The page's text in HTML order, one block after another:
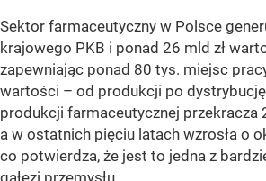
Sektor farmaceutyczny w Polsce
krajowego PKB i ponad 26 mld zł
zapewniając ponad 80 tys. miejsc
wartości – od produkcji po
produkcji farmaceutycznej przekracza
a w ostatnich pięciu latach wzrosła o
co potwierdza, że jest to jedna z